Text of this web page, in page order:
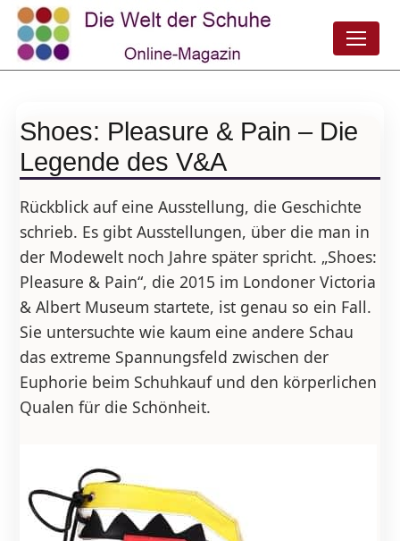
Shoes: Pleasure & Pain – Die
Legende des V&A
Rückblick auf eine Ausstellung, die Geschichte
schrieb. Es gibt Ausstellungen, über die man in
der Modewelt noch Jahre später spricht. „Shoes:
Pleasure & Pain“, die 2015 im Londoner Victoria
& Albert Museum startete, ist genau so ein Fall.
Sie untersuchte wie kaum eine andere Schau
das extreme Spannungsfeld zwischen der
Euphorie beim Schuhkauf und den körperlichen
Qualen für die Schönheit.